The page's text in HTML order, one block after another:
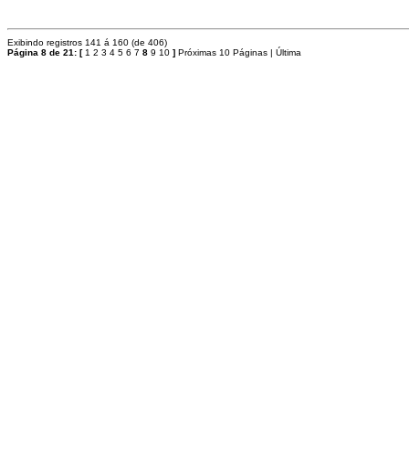
Exibindo registros 141 á 160 (de 406)
Página 8 de 21: [ 1 2 3 4 5 6 7 8 9 10 ] Próximas 10 Páginas | Última